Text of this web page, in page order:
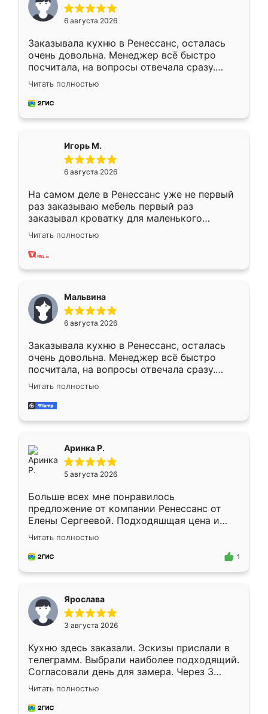
6 августа 2026
Заказывала кухню в Ренессанс, осталась
очень довольна. Менеджер всё быстро
посчитала, на вопросы отвечала сразу.
Замерщик приехал в субботу, подошёл к
делу со всей ответственностью. Собрали
за день, ребята работали аккуратно, даже
Читать полностью
Игорь М.
6 августа 2026
На самом деле в Ренессанс уже не первый
раз заказываю мебель первый раз
заказывал кроватку для маленького
ребёнка при его рождении ,во второй раз
заказал шкаф-купе. По качеству очень
хорошее сборка достаточно быстрая,
меньше, здесь же он более разнообразный.
Мне нравится ,если что-то потребуется из
мебели буду заказывать только здесь.
Читать полностью
Мальвина
6 августа 2026
Заказывала кухню в Ренессанс, осталась
очень довольна. Менеджер всё быстро
посчитала, на вопросы отвечала сразу.
Замерщик приехал в субботу, подошёл к
делу со всей ответственностью. Собрали
за день, ребята работали аккуратно, даже
Читать полностью
Аринка Р.
5 августа 2026
Больше всех мне понравилось
предложение от компании Ренессанс от
Елены Сергеевой. Подходяшщая цена и
короткие сроки изготовления. Приехавший
для замера сотрудник Владислав
предложил по моему эскизу самый
Читать полностью
1
Ярослава
3 августа 2026
Кухню здесь заказали. Эскизы прислали в
телеграмм. Выбрали наиболее подходящий.
Согласовали день для замера. Через 3
недели кухня была уже готова. Остались
довольны работой. Спасибо Ренессанс
мебель за качественную работу!
Читать полностью